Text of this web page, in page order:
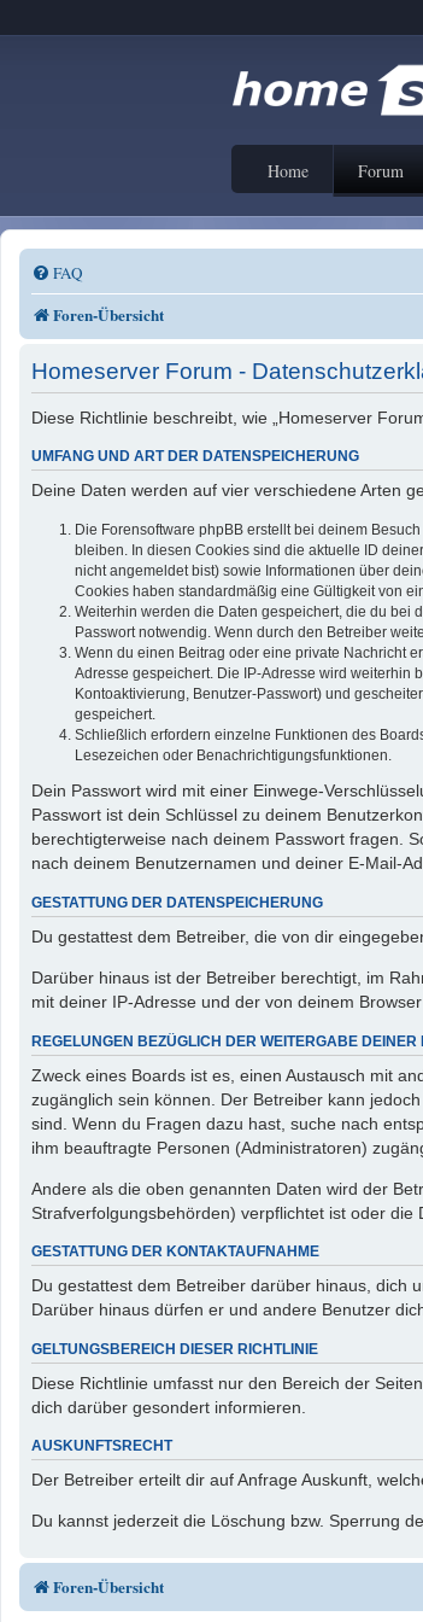
Home Forum
FAQ
Foren-Übersicht
Homeserver Forum -
Diese Richtlinie beschreibt, wie „Homeserver
UMFANG UND ART DER DATENSPEICHERUNG
Deine Daten werden auf vier verschiedene Arten
Die Forensoftware phpBB erstellt bei deinem
bleiben. In diesen Cookies sind die aktuelle ID
nicht angemeldet bist) sowie Informationen über
Cookies haben standardmäßig eine Gültigkeit von
Weiterhin werden die Daten gespeichert, die du bei
Passwort notwendig. Wenn durch den Betreiber
Wenn du einen Beitrag oder eine private Nachricht
Adresse gespeichert. Die IP-Adresse wird weiterhin
Kontoaktivierung, Benutzer-Passwort) und
gespeichert.
Schließlich erfordern einzelne Funktionen des
Lesezeichen oder Benachrichtigungsfunktionen.
Dein Passwort wird mit einer Einwege-
Passwort ist dein Schlüssel zu deinem
berechtigterweise nach deinem Passwort fragen.
nach deinem Benutzernamen und deiner E-Mail-
GESTATTUNG DER DATENSPEICHERUNG
Du gestattest dem Betreiber, die von dir
Darüber hinaus ist der Betreiber berechtigt, im
mit deiner IP-Adresse und der von deinem
REGELUNGEN BEZÜGLICH DER WEITERGABE DEINER
Zweck eines Boards ist es, einen Austausch mit
zugänglich sein können. Der Betreiber kann
sind. Wenn du Fragen dazu hast, suche nach
ihm beauftragte Personen (Administratoren)
Andere als die oben genannten Daten wird der
Strafverfolgungsbehörden) verpflichtet ist oder
GESTATTUNG DER KONTAKTAUFNAHME
Du gestattest dem Betreiber darüber hinaus, dich
Darüber hinaus dürfen er und andere Benutzer
GELTUNGSBEREICH DIESER RICHTLINIE
Diese Richtlinie umfasst nur den Bereich der
dich darüber gesondert informieren.
AUSKUNFTSRECHT
Der Betreiber erteilt dir auf Anfrage Auskunft,
Du kannst jederzeit die Löschung bzw. Sperrung
Foren-Übersicht